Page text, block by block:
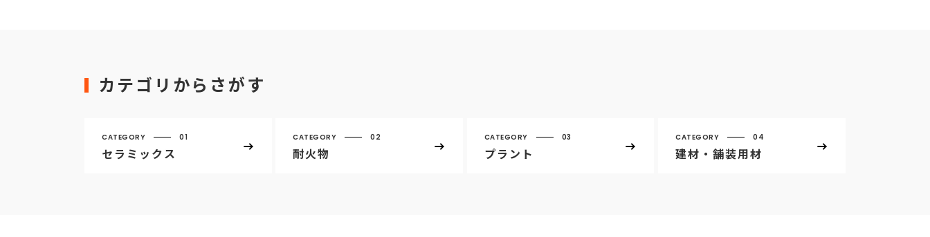
カテゴリからさがす
CATEGORY 01
セラミックス
CATEGORY 02
耐火物
CATEGORY 03
プラント
CATEGORY 04
建材・舗装用材